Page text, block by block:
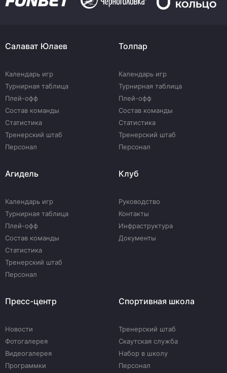
Салават Юлаев
Календарь игр
Турнирная таблица
Плей-офф
Состав команды
Статистика
Тренерский штаб
Персонал
Толпар
Календарь игр
Турнирная таблица
Плей-офф
Состав команды
Статистика
Тренерский штаб
Персонал
Агидель
Календарь игр
Турнирная таблица
Плей-офф
Состав команды
Статистика
Тренерский штаб
Персонал
Клуб
Руководство
Контакты
Инфраструктура
Документы
Пресс-центр
Новости
Фотогалерея
Видеогалерея
Программки
Спортивная школа
Тренерский штаб
Скаутская служба
Набор в школу
Персонал